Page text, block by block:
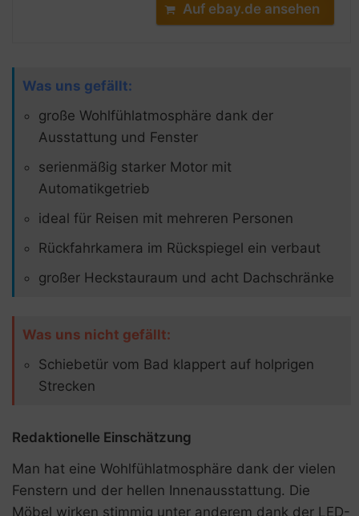
Auf ebay.de ansehen
Was uns gefällt:
große Wohlfühlatmosphäre dank der
Ausstattung und Fenster
serienmäßig starker Motor mit
Automatikgetrieb
ideal für Reisen mit mehreren Personen
Rückfahrkamera im Rückspiegel ein verbaut
großer Heckstauraum und acht Dachschränke
Was uns nicht gefällt:
Schiebetür vom Bad klappert auf holprigen
Strecken
Redaktionelle Einschätzung
Man hat eine Wohlfühlatmosphäre dank der vielen
Fenstern und der hellen Innenausstattung. Die
Möbel wirken stimmig unter anderem dank der LED-